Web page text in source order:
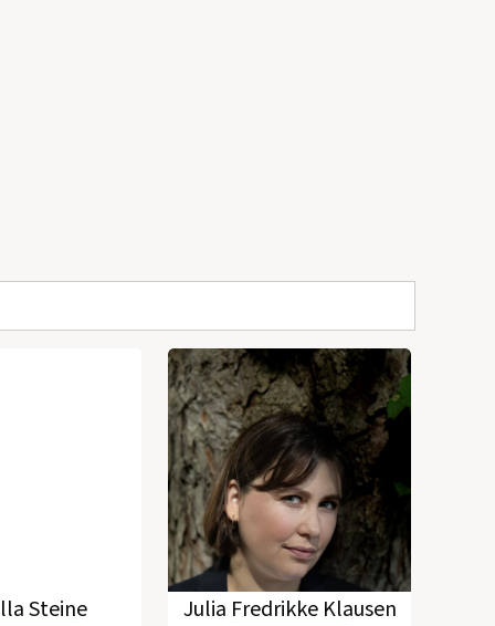
sammen med Jon Iverslien)(2000)
vidunderlige opphold i 46
i samarbeid med latviske
med Paal-Helge Haugen)(1994)
He Dong sammen med forfatter)
av Jamshed Masroor sammen med
Steine Julia Fredrikke Klausen